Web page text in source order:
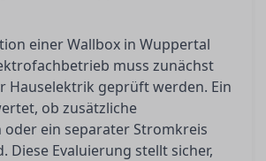
einer Wallbox in Wuppertal
muss zunächst
Hauselektrik geprüft werden. Ein
ob zusätzliche
oder ein separater Stromkreis
Diese Evaluierung stellt sicher,